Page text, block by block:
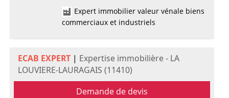
Expert immobilier valeur vénale biens
commerciaux et industriels
ECAB EXPERT| Expertise immobilière - LA
LOUVIERE-LAURAGAIS (11410)
Demande de devis